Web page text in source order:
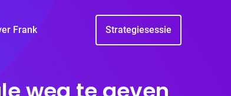
Frank Strategiesessie